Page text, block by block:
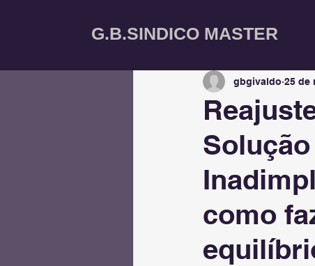
G.B.SINDICO MASTER
All Posts Tecnologia e Inovação
Segurança Condominial
Síndico Profissional
como
gbgivaldo 25 de